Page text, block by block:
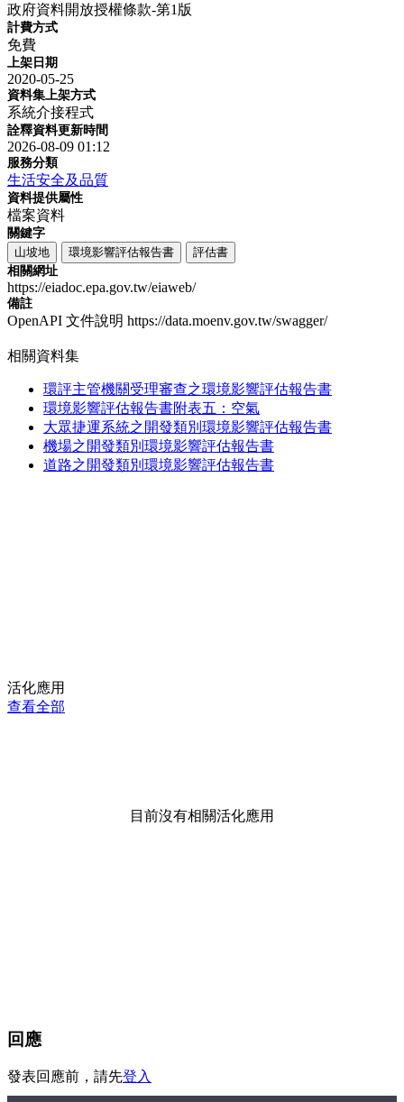
政府資料開放授權條款-第1版
計費方式
免費
上架日期
2020-05-25
資料集上架方式
系統介接程式
詮釋資料更新時間
2026-08-09 01:12
服務分類
生活安全及品質
資料提供屬性
檔案資料
關鍵字
山坡地
環境影響評估報告書
評估書
相關網址
https://eiadoc.epa.gov.tw/eiaweb/
備註
OpenAPI 文件說明 https://data.moenv.gov.tw/swagger/
相關資料集
環評主管機關受理審查之環境影響評估報告書
環境影響評估報告書附表五：空氣
大眾捷運系統之開發類別環境影響評估報告書
機場之開發類別環境影響評估報告書
道路之開發類別環境影響評估報告書
活化應用
查看全部
目前沒有相關活化應用
回應
發表回應前，請先登入